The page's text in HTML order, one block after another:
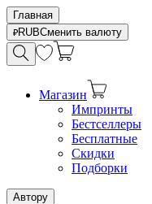
Главная
RUBСменить валюту
Магазин
Импринты
Бестселлеры
Бесплатные
Скидки
Подборки
Автору